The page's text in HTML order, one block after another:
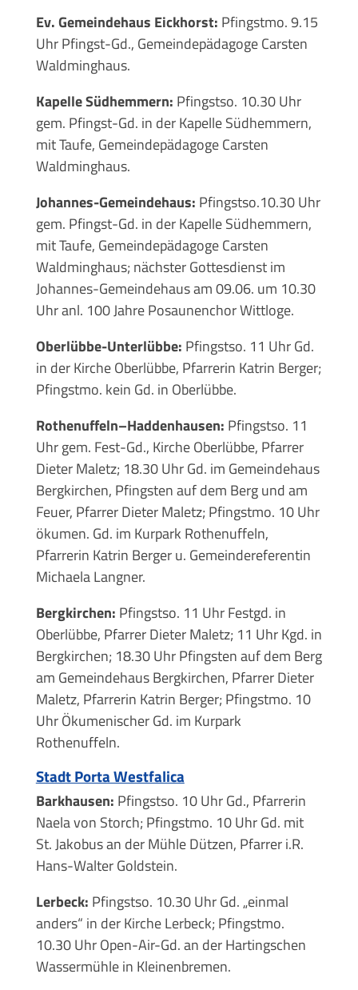
Ev. Gemeindehaus Eickhorst: Pfingstmo. 9.15
Uhr Pfingst-Gd., Gemeindepädagoge Carsten
Waldminghaus.
Kapelle Südhemmern: Pfingstso. 10.30 Uhr
gem. Pfingst-Gd. in der Kapelle Südhemmern,
mit Taufe, Gemeindepädagoge Carsten
Waldminghaus.
Johannes-Gemeindehaus: Pfingstso.10.30 Uhr
gem. Pfingst-Gd. in der Kapelle Südhemmern,
mit Taufe, Gemeindepädagoge Carsten
Waldminghaus; nächster Gottesdienst im
Johannes-Gemeindehaus am 09.06. um 10.30
Uhr anl. 100 Jahre Posaunenchor Wittloge.
Oberlübbe-Unterlübbe: Pfingstso. 11 Uhr Gd.
in der Kirche Oberlübbe, Pfarrerin Katrin Berger;
Pfingstmo. kein Gd. in Oberlübbe.
Rothenuffeln–Haddenhausen: Pfingstso. 11
Uhr gem. Fest-Gd., Kirche Oberlübbe, Pfarrer
Dieter Maletz; 18.30 Uhr Gd. im Gemeindehaus
Bergkirchen, Pfingsten auf dem Berg und am
Feuer, Pfarrer Dieter Maletz; Pfingstmo. 10 Uhr
ökumen. Gd. im Kurpark Rothenuffeln,
Pfarrerin Katrin Berger u. Gemeindereferentin
Michaela Langner.
Bergkirchen: Pfingstso. 11 Uhr Festgd. in
Oberlübbe, Pfarrer Dieter Maletz; 11 Uhr Kgd. in
Bergkirchen; 18.30 Uhr Pfingsten auf dem Berg
am Gemeindehaus Bergkirchen, Pfarrer Dieter
Maletz, Pfarrerin Katrin Berger; Pfingstmo. 10
Uhr Ökumenischer Gd. im Kurpark
Rothenuffeln.
Stadt Porta Westfalica
Barkhausen: Pfingstso. 10 Uhr Gd., Pfarrerin
Naela von Storch; Pfingstmo. 10 Uhr Gd. mit
St. Jakobus an der Mühle Dützen, Pfarrer i.R.
Hans-Walter Goldstein.
Lerbeck: Pfingstso. 10.30 Uhr Gd. „einmal
anders“ in der Kirche Lerbeck; Pfingstmo.
10.30 Uhr Open-Air-Gd. an der Hartingschen
Wassermühle in Kleinenbremen.